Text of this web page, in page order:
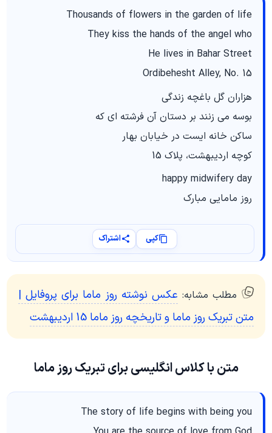
Thousands of flowers in the garden of life
They kiss the hands of the angel who
He lives in Bahar Street
Ordibehesht Alley, No. 15
هزاران گل باغچه زندگی
بوسه می زنند بر دستان آن فرشته ای که
ساکن خانه ایست در خیابان بهار
کوچه اردیبهشت، پلاک 15
happy midwifery day
روز مامایی مبارک
کپی اشتراک
مطلب مشابه: عکس نوشته روز ماما برای پروفایل |
متن تبریک روز ماما و تاریخچه روز ماما 15 اردیبهشت
متن با کلاس انگلیسی برای تبریک روز ماما
The story of life begins with being you